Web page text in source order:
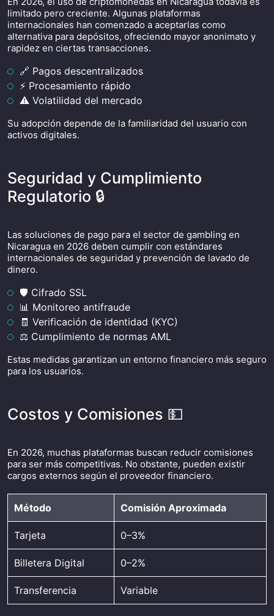
limitado pero creciente. Algunas plataformas
internacionales han comenzado a aceptarlas como
alternativa para depósitos, ofreciendo mayor anonimato y
rapidez en ciertas transacciones.
🔗 Pagos descentralizados
⚡ Procesamiento rápido
⚠️ Volatilidad del mercado
Su adopción depende de la familiaridad del usuario con
activos digitales.
Seguridad y Cumplimiento
Regulatorio 🔒
Las soluciones de pago para el sector de gambling en
Nicaragua en 2026 deben cumplir con estándares
internacionales de seguridad y prevención de lavado de
dinero.
🛡️ Cifrado SSL
📊 Monitoreo antifraude
🧾 Verificación de identidad (KYC)
⚖️ Cumplimiento de normas AML
Estas medidas garantizan un entorno financiero más seguro
para los usuarios.
Costos y Comisiones 💵
En 2026, muchas plataformas buscan reducir comisiones
para ser más competitivas. No obstante, pueden existir
cargos externos según el proveedor financiero.
Método Comisión Aproximada
Tarjeta 0–3%
Billetera Digital 0–2%
Transferencia Variable